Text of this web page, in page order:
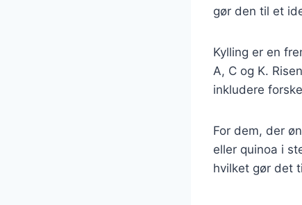
gør den til et
Kylling er en
A, C og K.
inkludere
For dem, der
eller quinoa i
hvilket gør det